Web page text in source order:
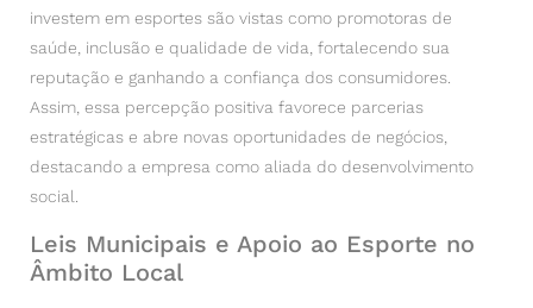
investem em esportes são vistas como promotoras de
saúde, inclusão e qualidade de vida, fortalecendo sua
reputação e ganhando a confiança dos consumidores.
Assim, essa percepção positiva favorece parcerias
estratégicas e abre novas oportunidades de negócios,
destacando a empresa como aliada do desenvolvimento
social.
Leis Municipais e Apoio ao Esporte no
Âmbito Local